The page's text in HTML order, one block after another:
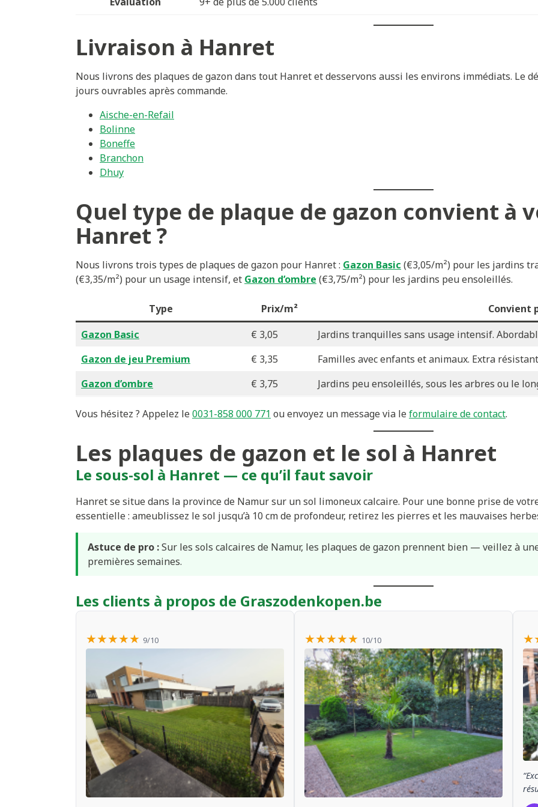
Livraison à Hanret
Nous livrons des plaques de gazon dans tout Hanret et desservons aussi les environs immédiats. Le
jours ouvrables après commande.
Aische-en-Refail
Bolinne
Boneffe
Branchon
Dhuy
Quel type de plaque de gazon convient à
Hanret ?
Nous livrons trois types de plaques de gazon pour Hanret : Gazon Basic (€3,05/m²) pour les jardins
(€3,35/m²) pour un usage intensif, et Gazon d’ombre (€3,75/m²) pour les jardins peu ensoleillés.
Type Prix/m²
Convient
Gazon Basic
€ 3,05
Jardins tranquilles sans usage intensif.
Gazon de jeu Premium
€ 3,35
Familles avec enfants et animaux. Extra
Gazon d’ombre
€ 3,75 Jardins peu ensoleillés, sous les arbres ou le
Vous hésitez ? Appelez le0031-858 000 771 ou envoyez un message via leformulaire de contact.
Les plaques de gazon et le sol à Hanret
Le sous-sol à Hanret — ce qu’il faut savoir
Hanret se situe dans la province de Namur sur un sol limoneux calcaire. Pour une bonne prise de
essentielle : ameublissez le sol jusqu’à 10 cm de profondeur, retirez les pierres et les mauvaises
Astuce de pro :Sur les sols calcaires de Namur, les plaques de gazon prennent bien — veillez à
premières semaines.
Les clients à propos de Graszodenkopen.be
★★★★★ 9/10 ★★★★★ 10/10